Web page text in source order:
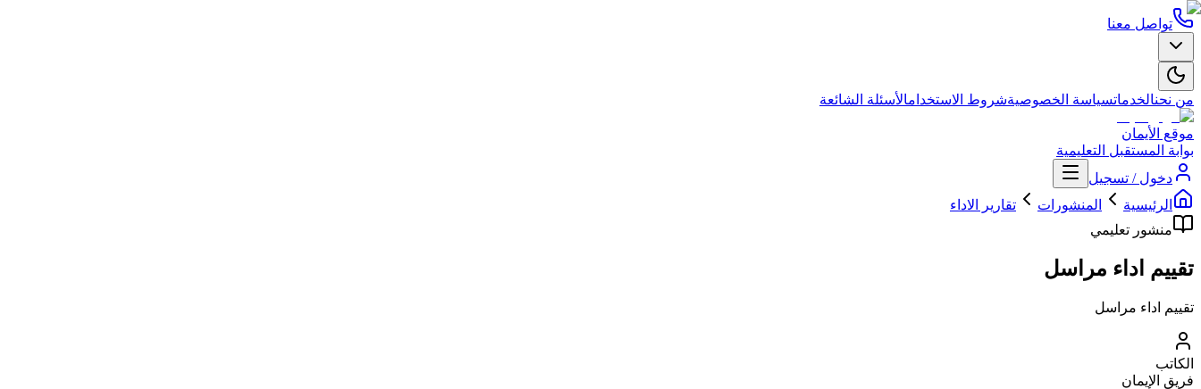
تواصل معنا
من نحنالخدماتسياسة الخصوصيةشروط الاستخدامالأسئلة الشائعة
موقع الأيمان
بوابة المستقبل التعليمية
دخول / تسجيل
الرئيسية
المنشورات
تقارير الاداء
منشور تعليمي
تقييم اداء مراسل
تقييم اداء مراسل
الكاتب
فريق الإيمان